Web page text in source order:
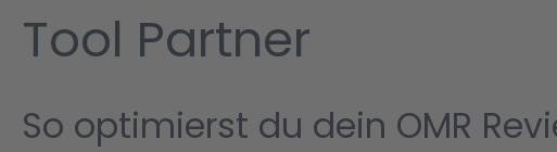
Tool Partner
So optimierst du dein OMR